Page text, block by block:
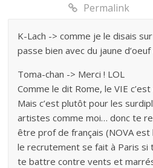
Permalink
K-Lach -> comme je le disais
passe bien avec du jaune
Toma-chan -> Merci ! LOL
Comme le dit Rome, le VIE c’est
Mais c’est plutôt pour les
artistes comme moi… donc te
être prof de français (NOVA est
le recrutement se fait à Paris si
te battre contre vents et